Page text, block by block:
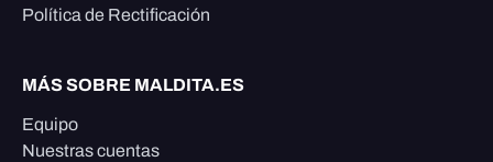
Política de Rectificación
MÁS SOBRE MALDITA.ES
Equipo
Nuestras cuentas